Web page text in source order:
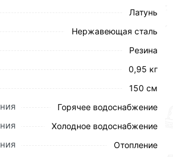
данной позиции, кликните
Латунь
Нержавеющая сталь
Резина
0,95 кг
150 см
Горячее водоснабжение
Холодное водоснабжение
Отопление